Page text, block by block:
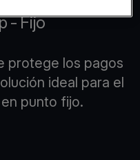
- Fijo
protege los pagos
ideal para el
punto fijo.